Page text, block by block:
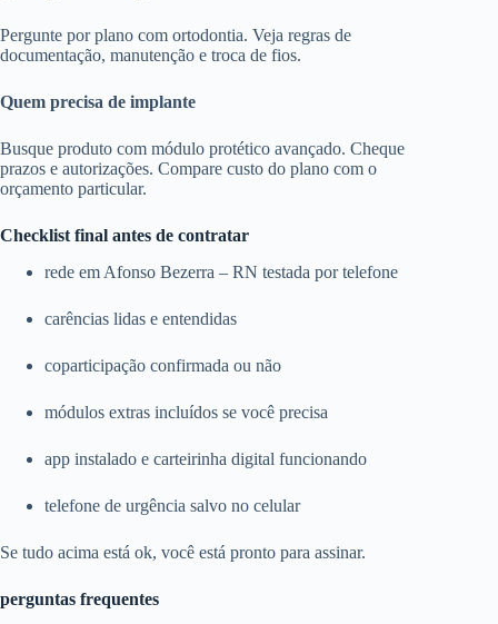
Pergunte por plano com ortodontia. Veja regras de
documentação, manutenção e troca de fios.
Quem precisa de implante
Busque produto com módulo protético avançado. Cheque
prazos e autorizações. Compare custo do plano com o
orçamento particular.
Checklist final antes de contratar
rede em Afonso Bezerra – RN testada por telefone
carências lidas e entendidas
coparticipação confirmada ou não
módulos extras incluídos se você precisa
app instalado e carteirinha digital funcionando
telefone de urgência salvo no celular
Se tudo acima está ok, você está pronto para assinar.
perguntas frequentes